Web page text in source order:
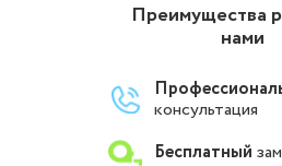
Преимущества
нами
консультация
Бесплатный